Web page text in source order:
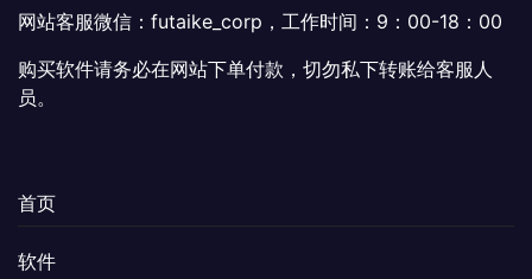
网站客服微信：futaike_corp，工作时间：9：00-18：00
购买软件请务必在网站下单付款，切勿私下转账给客服人
员。
首页
软件